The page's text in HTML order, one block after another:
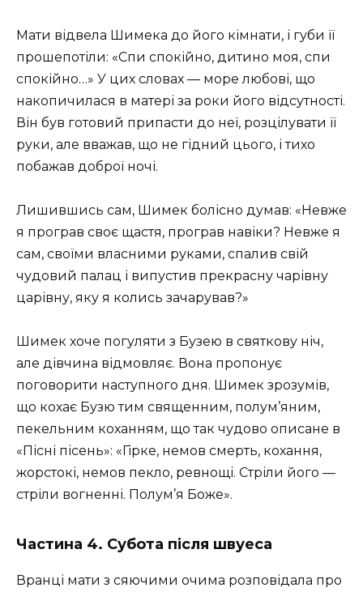
Мати відвела Шимека до його кімнати, і губи її
прошепотіли: «Спи спокійно, дитино моя, спи
спокійно…» У цих словах — море любові, що
накопичилася в матері за роки його відсутності.
Він був готовий припасти до неї, розцілувати її
руки, але вважав, що не гідний цього, і тихо
побажав доброї ночі.
Лишившись сам, Шимек болісно думав: «Невже
я програв своє щастя, програв навіки? Невже я
сам, своїми власними руками, спалив свій
чудовий палац і випустив прекрасну чарівну
царівну, яку я колись зачарував?»
Шимек хоче погуляти з Бузею в святкову ніч,
але дівчина відмовляє. Вона пропонує
поговорити наступного дня. Шимек зрозумів,
що кохає Бузю тим священним, полум’яним,
пекельним коханням, що так чудово описане в
«Пісні пісень»: «Гірке, немов смерть, кохання,
жорстокі, немов пекло, ревнощі. Стріли його —
стріли вогненні. Полум’я Боже».
Частина 4. Субота після швуеса
Вранці мати з сяючими очима розповідала про